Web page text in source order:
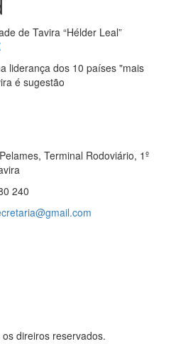
de Tavira “Hélder Leal”
liderança dos 10 países "mais
é sugestão
Terminal Rodoviário, 1º
240
direiros reservados.